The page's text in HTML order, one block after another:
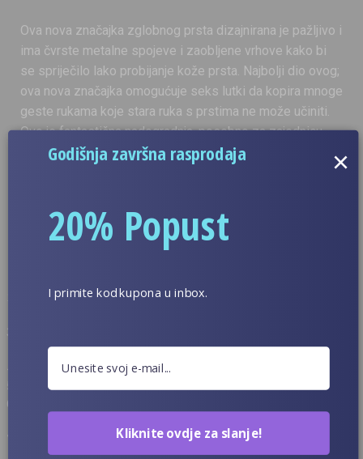
Ova nova značajka zglobnog prsta dizajnirana je pažljivo i
ima čvrste metalne spojeve i zaobljene vrhove kako bi
se spriječilo lako probijanje kože prsta. Najbolji dio ovog;
ova nova značajka omogućuje seks lutki da kopira mnoge
geste rukama koje stara ruka s prstima ne može učiniti.
Ovo je fantastična nadogradnja, posebno za zajednicu
ljubitelja seks lutaka.
značajka radi.
Imajte Na Umu:
Ova uzbudljiva nova značajka dostupna je samo za TPE
nadograditi.
Izrađen je od metalne, a ne bakrene žice.
Zglobni prsti ne mogu se zapetljati.
Ova nova značajka omogućuje kretanje ruke prema gore i
20% Popust
Godišnja završna rasprodaja
I primite kod kupona u inbox.
Kliknite ovdje za slanje!
×